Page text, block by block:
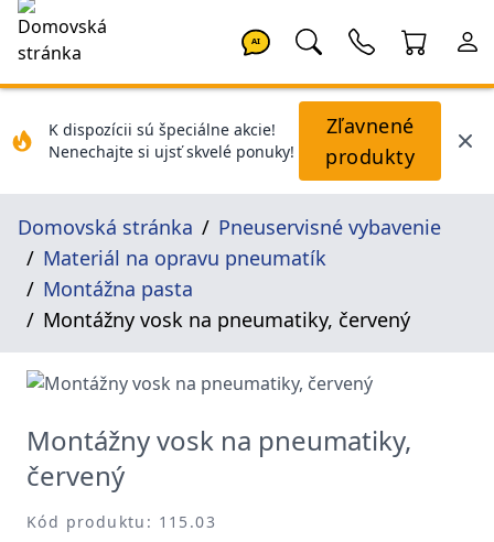
AI
K dispozícii sú špeciálne akcie!
Nenechajte si ujsť skvelé ponuky!
Zľavnené
produkty
Domovská stránka
Pneuservisné vybavenie
Materiál na opravu pneumatík
Montážna pasta
Montážny vosk na pneumatiky, červený
Montážny vosk na pneumatiky,
červený
Kód produktu: 115.03